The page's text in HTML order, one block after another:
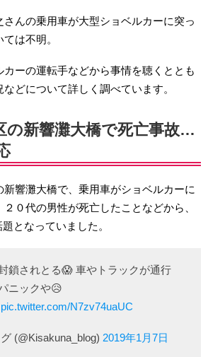
んの乗用車が大型ショベルカーに突っ
は不明。
ーの運転手などから事情を聴くととも
どについて詳しく調べています。
の新響灘大橋で死亡事故…
響灘大橋で、乗用車がショベルカーに
０代の男性が死亡したことなどから、
となっていました。
鎖されとる😱 車やトラックが通行
ニックや😥
pic.twitter.com/N7zv74uaUC
(@Kisakuna_blog) 2019年1月7日